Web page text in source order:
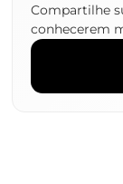
Compartilhe
conhecerem